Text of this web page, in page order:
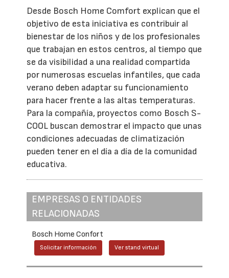
Desde Bosch Home Comfort explican que el
objetivo de esta iniciativa es contribuir al
bienestar de los niños y de los profesionales
que trabajan en estos centros, al tiempo que
se da visibilidad a una realidad compartida
por numerosas escuelas infantiles, que cada
verano deben adaptar su funcionamiento
para hacer frente a las altas temperaturas.
Para la compañía, proyectos como Bosch S-
COOL buscan demostrar el impacto que unas
condiciones adecuadas de climatización
pueden tener en el día a día de la comunidad
educativa.
EMPRESAS O ENTIDADES
RELACIONADAS
Bosch Home Confort
Solicitar información Ver stand virtual